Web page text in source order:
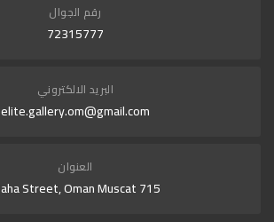
رقم الجوال
72315777
البريد الالكتروني
elite.gallery.om@gmail.com
العنوان
715 Maha Street, Oman Muscat